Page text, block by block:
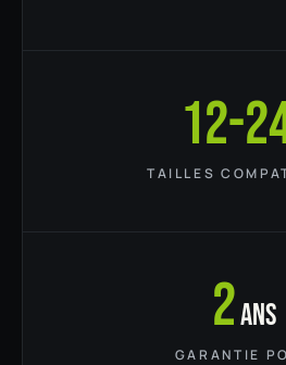
12-
TAILLES
2ans
GARANTIE